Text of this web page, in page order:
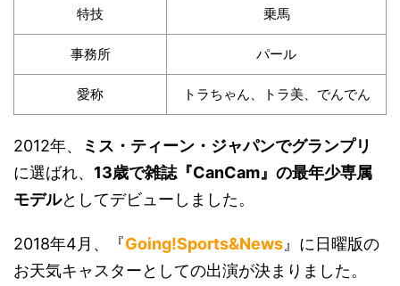
特技 乗馬
事務所 パール
愛称 トラちゃん、トラ美、でんでん
2012年、
ミス・ティーン・ジャパンでグランプリ
に選ばれ、 13歳で雑誌『CanCam』の最年少専属
モデルとしてデビューしました。
2018年4月、『Going!Sports&News 』に日曜版の
お天気キャスターとしての出演が決まりました。